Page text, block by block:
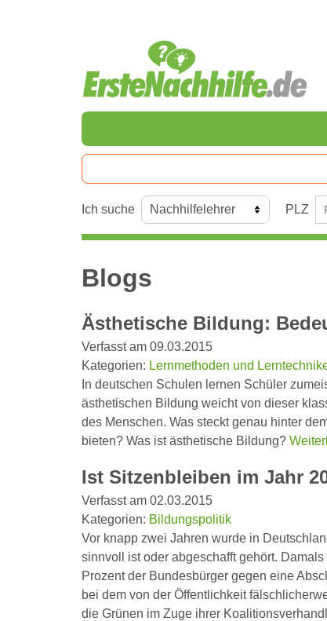
Ich suche PLZ
Blogs
Ästhetische Bildung:
Verfasst am 09.03.2015
Kategorien: Lernmethoden und
In deutschen Schulen lernen Schüler
ästhetischen Bildung weicht von dieser
des Menschen. Was steckt genau hinter
bieten? Was ist ästhetische Bildung?
Ist Sitzenbleiben im Jahr
Verfasst am 02.03.2015
Kategorien: Bildungspolitik
Vor knapp zwei Jahren wurde in
sinnvoll ist oder abgeschafft gehört.
Prozent der Bundesbürger gegen eine
bei dem von der Öffentlichkeit
die Grünen im Zuge ihrer